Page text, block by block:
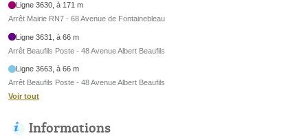
Ligne 3630, à 171 m
Arrêt Mairie RN7 - 68 Avenue de Fontainebleau
Ligne 3631, à 66 m
Arrêt Beaufils Poste - 48 Avenue Albert Beaufils
Ligne 3663, à 66 m
Arrêt Beaufils Poste - 48 Avenue Albert Beaufils
Voir tout
Informations